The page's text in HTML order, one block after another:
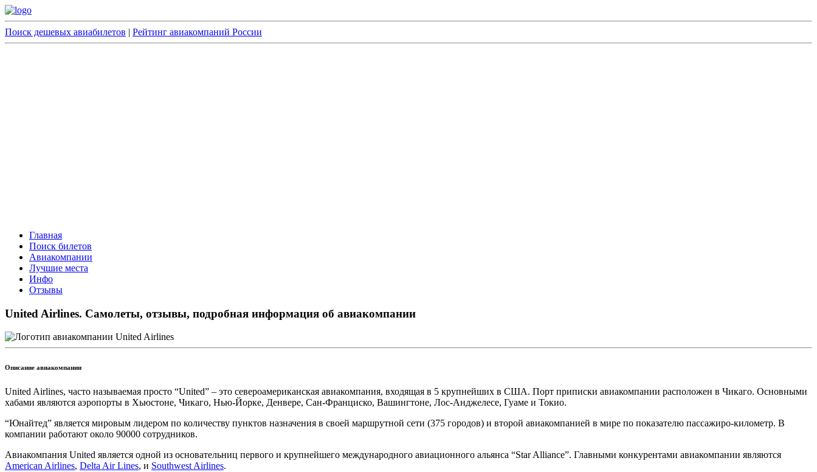
Поиск дешевых авиабилетов | Рейтинг авиакомпаний России
Главная
Поиск билетов
Авиакомпании
Лучшие места
Инфо
Отзывы
United Airlines. Самолеты, отзывы, подробная информация об авиакомпании
Описание авиакомпании
United Airlines, часто называемая просто “United” – это североамериканская авиакомпания, входящая в 5 крупнейших в США. Порт приписки авиакомпании расположен в Чикаго. Основными
хабами являются аэропорты в Хьюстоне, Чикаго, Нью-Йорке, Денвере, Сан-Франциско, Вашингтоне, Лос-Анджелесе, Гуаме и Токио.
“Юнайтед” является мировым лидером по количеству пунктов назначения в своей маршрутной сети (375 городов) и второй авиакомпанией в мире по показателю пассажиро-километр. В
компании работают около 90000 сотрудников.
Авиакомпания United является одной из основательниц первого и крупнейшего международного авиационного альянса “Star Alliance”. Главными конкурентами авиакомпании являются
American Airlines, Delta Air Lines, и Southwest Airlines.